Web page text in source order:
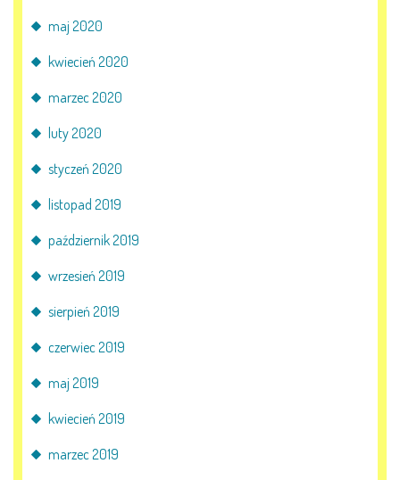
maj 2020
kwiecień 2020
marzec 2020
luty 2020
styczeń 2020
listopad 2019
październik 2019
wrzesień 2019
sierpień 2019
czerwiec 2019
maj 2019
kwiecień 2019
marzec 2019